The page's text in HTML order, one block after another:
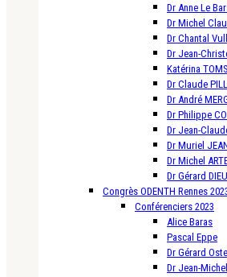
Dr Anne Le
Dr Michel
Dr Chantal
Dr Jean-
Katérina
Dr Claude
Dr André
Dr Philippe
Dr Jean-
Dr Muriel
Dr Michel
Dr Gérard
Congrès ODENTH Rennes
Conférenciers 2023
Alice Baras
Pascal Eppe
Dr Gérard
Dr Jean-